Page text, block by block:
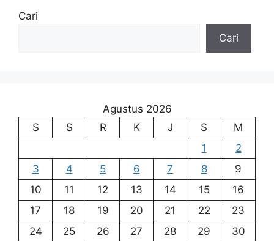
Cari
Cari
Agustus 2026
S
S R K J S
M
1
2
3
4 5 6 7 8
9
10
11 12 13 14 15
16
17
18 19 20 21 22
23
24
25 26 27 28 29
30